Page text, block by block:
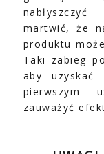
martwić, że
produktu
Taki zabieg
aby
pierwszym
zauważyć